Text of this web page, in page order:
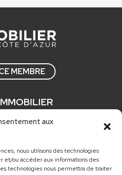
aux
nous utilisons des technologies
et/ou accéder aux informations des
technologies nous permettra de traiter
MEMBRE
nous ?
adhérer ?